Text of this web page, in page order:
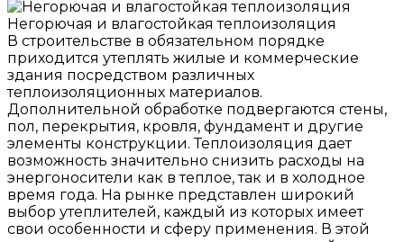
Негорючая и влагостойкая теплоизоляция
В строительстве в обязательном порядке
приходится утеплять жилые и коммерческие
здания посредством различных
теплоизоляционных материалов.
Дополнительной обработке подвергаются стены,
пол, перекрытия, кровля, фундамент и другие
элементы конструкции. Теплоизоляция дает
возможность значительно снизить расходы на
энергоносители как в теплое, так и в холодное
время года. На рынке представлен широкий
выбор утеплителей, каждый из которых имеет
свои особенности и сферу применения. В этой